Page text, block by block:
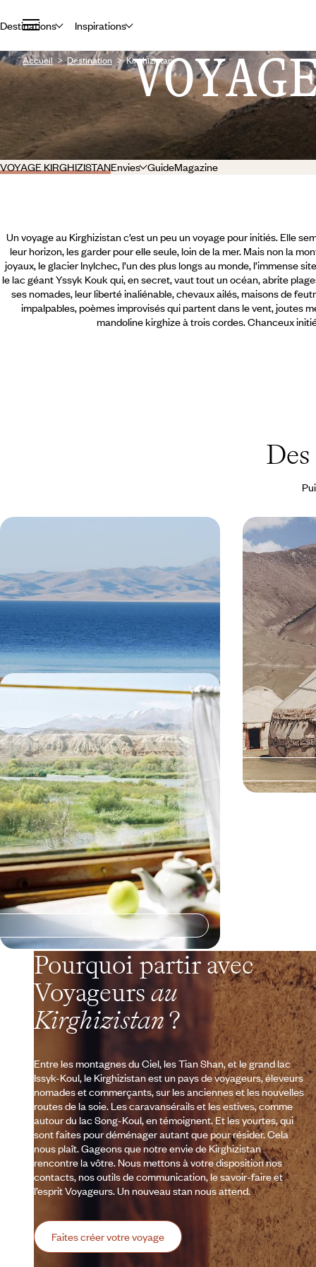
Destinations Inspirations
Accueil Destination Kirghizistan
VOYAGE KIRGHIZISTANEnvies GuideMagazine
Un voyage au Kirghizistan c’est un peu un voyage pour initiés. Elle
leur horizon, les garder pour elle seule, loin de la mer. Mais non la
joyaux, le glacier Inylchec, l’un des plus longs au monde, l’immense
le lac géant Yssyk Kouk qui, en secret, vaut tout un océan, abrite
ses nomades, leur liberté inaliénable, chevaux ailés, maisons de
impalpables, poèmes improvisés qui partent dans le vent, joutes
mandoline kirghize à trois cordes. Chanceux
Ciel
Vallées profondes de Chon Kemin, bleu infini du
lac Song Kul, reliefs magistraux de Suusamyr :
des paysages parmi les plus beaux d'Asie
11 jours, de 3000 à 4000 €
Cet été, le
Monts
l'aigle
Innover pour
sur les routes
montagnes en
12 jours, de 3700
Asie centrale - Train spécial au pays
Kazakhstan, Kirghizstan, Ouzbékistan, voyager
de gare en gare sur la Route de la Soie
16 jours, de 10800 à 15000 €
Pourquoi partir avec
Voyageurs au
Kirghizistan?
Entre les montagnes du Ciel, les Tian Shan, et le grand lac
Issyk-Koul, le Kirghizistan est un pays de voyageurs, éleveurs
nomades et commerçants, sur les anciennes et les nouvelles
routes de la soie. Les caravansérails et les estives, comme
autour du lac Song-Koul, en témoignent. Et les yourtes, qui
sont faites pour déménager autant que pour résider. Cela
nous plaît. Gageons que notre envie de Kirghizistan
rencontre la vôtre. Nous mettons à votre disposition nos
contacts, nos outils de communication, le savoir-faire et
l’esprit Voyageurs. Un nouveau stan nous attend.
Faites créer votre voyage